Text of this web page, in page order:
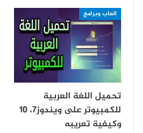
العاب وبرامج
تحميل اللغة العربية
للكمبيوتر على ويندوز7، 10
وكيفية تعريبه